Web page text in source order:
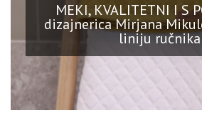
MEKI, KVALITETNI I S
dizajnerica Mirjana
liniju ručnika